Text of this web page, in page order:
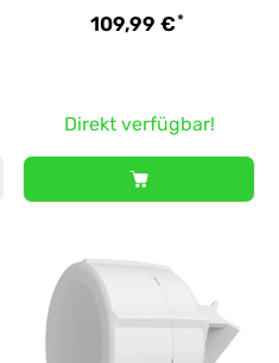
109,99 €*
Direkt verfügbar!